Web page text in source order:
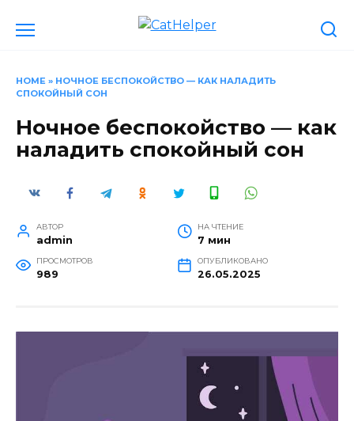
HOME » НОЧНОЕ БЕСПОКОЙСТВО — КАК НАЛАДИТЬ
СПОКОЙНЫЙ СОН
Ночное беспокойство — как
наладить спокойный сон
АВТОР
admin
НА ЧТЕНИЕ
7 мин
ПРОСМОТРОВ
989
ОПУБЛИКОВАНО
26.05.2025